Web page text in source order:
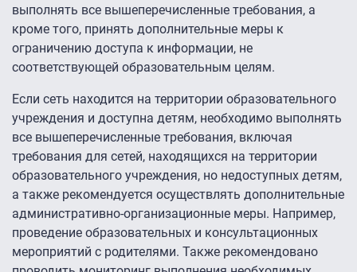
выполнять все вышеперечисленные требования, а
кроме того, принять дополнительные меры к
ограничению доступа к информации, не
соответствующей образовательным целям.
Если сеть находится на территории образовательного
учреждения и доступна детям, необходимо выполнять
все вышеперечисленные требования, включая
требования для сетей, находящихся на территории
образовательного учреждения, но недоступных детям,
а также рекомендуется осуществлять дополнительные
административно-организационные меры. Например,
проведение образовательных и консультационных
мероприятий с родителями. Также рекомендовано